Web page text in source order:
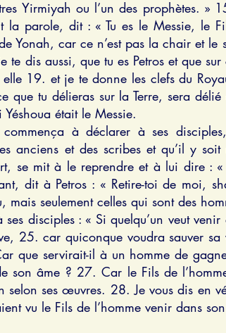
Yirmiyah ou l’un des prophètes.
la parole, dit : « Tu es le Messie, le
Yonah, car ce n’est pas la chair et le
dis aussi, que tu es Petros et que
19. et je te donne les clefs du
que tu délieras sur la Terre, sera
était le Messie.
à déclarer à ses
anciens et des scribes et qu’il y
se mit à le reprendre et à lui dire :
dit à Petros : « Retire-toi de moi,
mais seulement celles qui sont des
disciples : « Si quelqu’un veut
25. car quiconque voudra sauver
que servirait-il à un homme de
son âme ? 27. Car le Fils de
ses œuvres. 28. Je vous dis en
vu le Fils de l’homme venir dans